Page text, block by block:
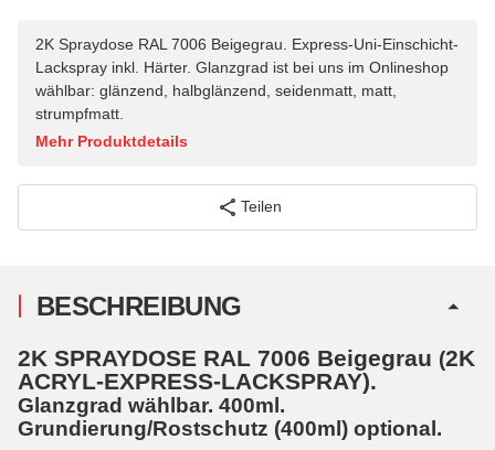
2K Spraydose RAL 7006 Beigegrau. Express-Uni-Einschicht-
Lackspray inkl. Härter. Glanzgrad ist bei uns im Onlineshop
wählbar: glänzend, halbglänzend, seidenmatt, matt,
strumpfmatt.
Mehr Produktdetails
Teilen
BESCHREIBUNG
2K SPRAYDOSE RAL 7006 Beigegrau (2K
ACRYL-EXPRESS-LACKSPRAY).
Glanzgrad wählbar. 400ml.
Grundierung/Rostschutz (400ml) optional.